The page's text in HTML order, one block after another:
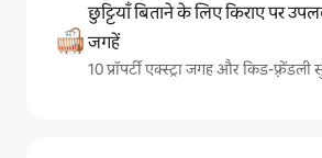
छुट्टियाँ बिताने के लिए किराए पर
जगहें
10 प्रॉपर्टी एक्स्ट्रा जगह और किड-फ़्रेंडली